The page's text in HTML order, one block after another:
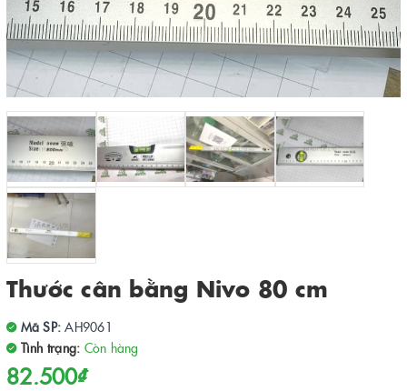
Thước cân bằng Nivo 80 cm
Mã SP: AH9061
Tình trạng: Còn hàng
82.500₫